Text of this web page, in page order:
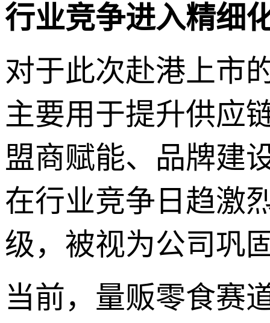
行业竞争进入精细
对于此次赴港上市
主要用于提升供应
盟商赋能、品牌建
在行业竞争日趋激
级，被视为公司巩
当前，量贩零食赛